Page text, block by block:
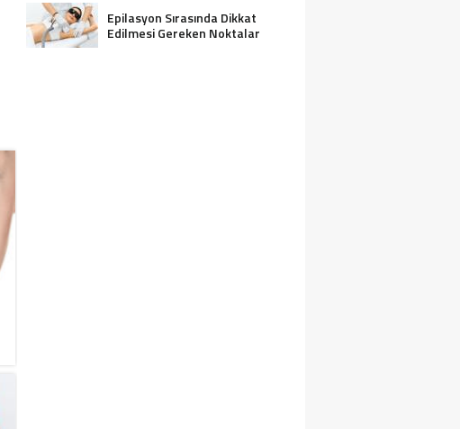
Epilasyon Sırasında Dikkat
Edilmesi Gereken Noktalar